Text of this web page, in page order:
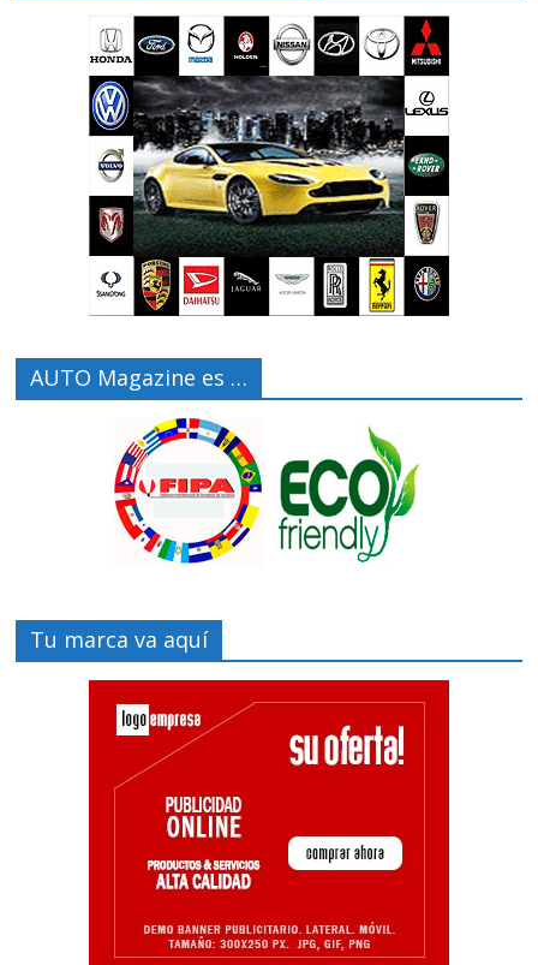
AUTO Magazine es …
Tu marca va aquí